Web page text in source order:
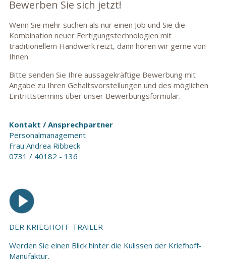
Bewerben Sie sich jetzt!
Wenn Sie mehr suchen als nur einen Job und Sie die
Kombination neuer Fertigungstechnologien mit
traditionellem Handwerk reizt, dann hören wir gerne von
Ihnen.
Bitte senden Sie Ihre aussagekräftige Bewerbung mit
Angabe zu Ihren Gehalts­vorstellungen und des möglichen
Eintrittstermins über unser Bewerbungs­formular.
Kontakt / Ansprechpartner
Personalmanagement
Frau Andrea Ribbeck
0731 / 40182 - 136